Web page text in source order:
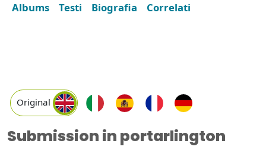
Albums Testi Biografia Correlati
Original
Submission in portarlington